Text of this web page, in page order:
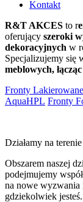
Kontakt
R&T AKCES to r
oferujący szeroki
dekoracyjnych w
Specjalizujemy się
meblowych,
Fronty Lakierowane
AquaHPL Fronty
Działamy na
Obszarem naszej
podejmujemy
na nowe wyzwania
gdziekolwiek jesteś.